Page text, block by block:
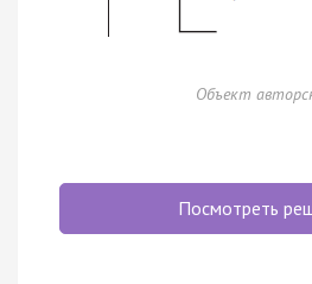
Объект
Посмотреть